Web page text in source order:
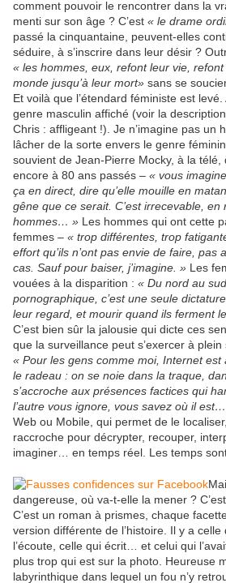
comment pouvoir le rencontrer dans la
menti sur son âge ? C’est « le drame
passé la cinquantaine, peuvent-elles
séduire, à s’inscrire dans leur désir ?
« les hommes, eux, refont leur vie,
monde jusqu’à leur mort» sans se
Et voilà que l’étendard féministe est
genre masculin affiché (voir la
Chris : affligeant !). Je n’imagine pas un
lâcher de la sorte envers le genre
souvient de Jean-Pierre Mocky, à la
encore à 80 ans passés – « vous
ça en direct, dire qu’elle mouille en
gêne que ce serait. C’est irrecevable, en
hommes… » Les hommes qui ont cette
femmes – « trop différentes, trop
effort qu’ils n’ont pas envie de faire, pas
cas. Sauf pour baiser, j’imagine. » Les
vouées à la disparition : « Du nord au
pornographique, c’est une seule
leur regard, et mourir quand ils ferment
C’est bien sûr la jalousie qui dicte ces
que la surveillance peut s’exercer à
« Pour les gens comme moi, Internet est
le radeau : on se noie dans la traque,
s’accroche aux présences factices qui
l’autre vous ignore, vous savez où il
Web ou Mobile, qui permet de le
raccroche pour décrypter, recouper,
imaginer… en temps réel. Les temps
dangereuse, où va-t-elle la mener ?
C’est un roman à prismes, chaque
version différente de l’histoire. Il y a
l’écoute, celle qui écrit… et celui qui
plus trop qui est sur la photo. Heureuse
labyrinthique dans lequel un fou n’y